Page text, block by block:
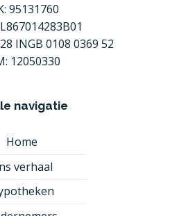
95131760
INGB 0108 0369 52
12050330
navigatie
Home
verhaal